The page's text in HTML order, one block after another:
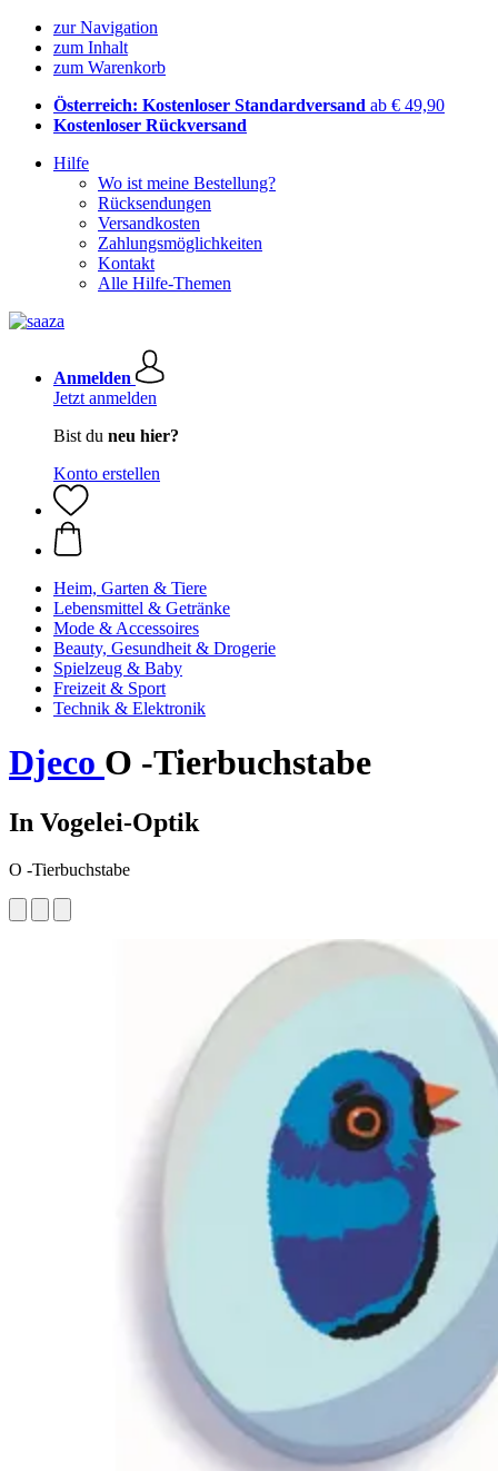
zur Navigation
zum Inhalt
zum Warenkorb
Österreich: Kostenloser Standardversand ab € 49,90
Kostenloser Rückversand
Hilfe
Wo ist meine Bestellung?
Rücksendungen
Versandkosten
Zahlungsmöglichkeiten
Kontakt
Alle Hilfe-Themen
Anmelden
Jetzt anmelden
Bist du neu hier?
Konto erstellen
Heim, Garten & Tiere
Lebensmittel & Getränke
Mode & Accessoires
Beauty, Gesundheit & Drogerie
Spielzeug & Baby
Freizeit & Sport
Technik & Elektronik
Djeco O -Tierbuchstabe
In Vogelei-Optik
O -Tierbuchstabe